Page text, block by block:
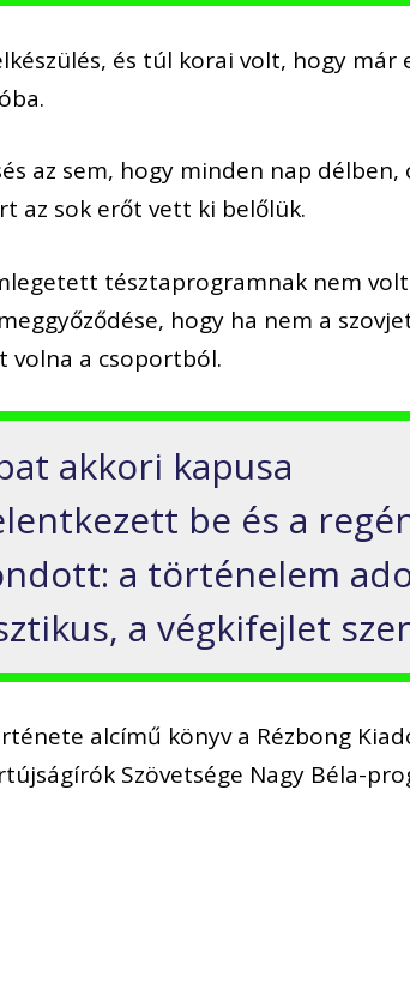
és túl korai volt, hogy már
az sem, hogy minden nap délben,
az sok erőt vett ki belőlük.
tésztaprogramnak nem volt
hogy ha nem a
a csoportból.
akkori kapusa
be és a
a történelem
a végkifejlet
alcímű könyv a Rézbong
Szövetsége Nagy Béla-